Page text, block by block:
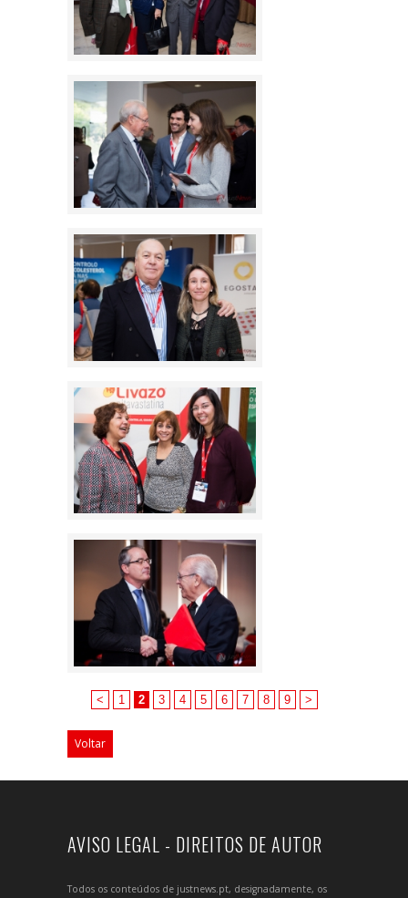
< 1 2 3 4 5 6 7 8 9 >
Voltar
AVISO LEGAL - DIREITOS DE AUTOR
Todos os conteúdos de justnews.pt, designadamente, os